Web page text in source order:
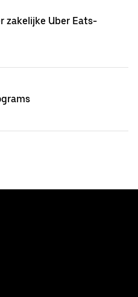
zakelijke Uber Eats-